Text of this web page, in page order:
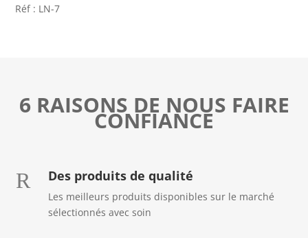
Réf : LN-7
6 RAISONS DE NOUS FAIRE
CONFIANCE
R Des produits de qualité
Les meilleurs produits disponibles sur le marché
sélectionnés avec soin